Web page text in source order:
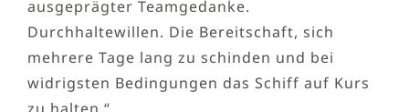
ausgeprägter Teamgedanke.
Durchhaltewillen. Die Bereitschaft, sich
mehrere Tage lang zu schinden und bei
widrigsten Bedingungen das Schiff auf Kurs